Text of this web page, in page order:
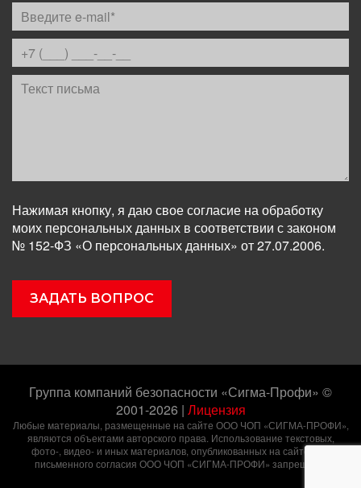
Нажимая кнопку, я даю свое согласие на обработку
моих персональных данных в соответствии с законом
№ 152-ФЗ «О персональных данных» от 27.07.2006.
Группа компаний безопасности «Сигма-Профи» ©
2001-2026 | Лицензия
Любые материалы, размещенные на сайте ООО ЧОП «СИГМА-ПРОФИ»,
являются объектами авторского права. Использование текстовых,
фото-, видео- и иных материалов, опубликованных на сайте, без
письменного согласия ООО ЧОП «СИГМА-ПРОФИ» запрещено.